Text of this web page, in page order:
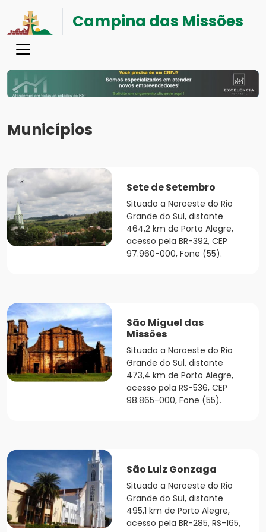
Campina das Missões
Municípios
Sete de Setembro
Situado a Noroeste do Rio
Grande do Sul, distante
464,2 km de Porto Alegre,
acesso pela BR-392, CEP
97.960-000, Fone (55).
São Miguel das
Missões
Situado a Noroeste do Rio
Grande do Sul, distante
473,4 km de Porto Alegre,
acesso pola RS-536, CEP
98.865-000, Fone (55).
São Luiz Gonzaga
Situado a Noroeste do Rio
Grande do Sul, distante
495,1 km de Porto Alegre,
acesso pela BR-285, RS-165,